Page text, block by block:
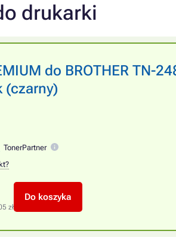
drukarki
do BROTHER TN-
(czarny)
TonerPartner
zł
Do koszyka